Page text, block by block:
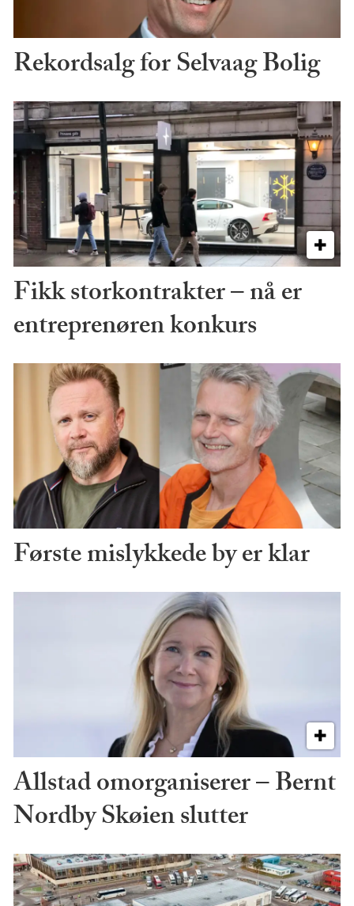
Rekordsalg for Selvaag Bolig
Fikk storkontrakter – nå er
entreprenøren konkurs
Første mislykkede by er klar
Allstad omorganiserer – Bernt
Nordby Skøien slutter